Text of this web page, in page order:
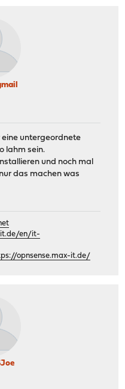
eine untergeordnete
lahm sein.
und noch mal
das machen was
en/it-
opnsense.max-it.de/